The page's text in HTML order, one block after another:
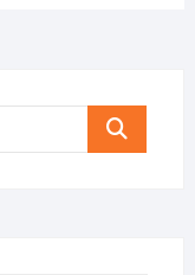
Search